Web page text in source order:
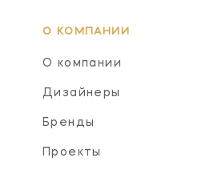
О КОМПАНИИ
О компании
Дизайнеры
Бренды
Проекты